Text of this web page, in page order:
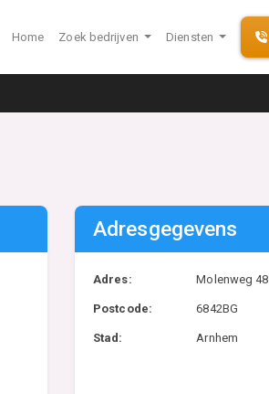
Home Zoek bedrijven Diensten
Adresgegevens
Adres: Molenweg 48
Postcode: 6842BG
Stad: Arnhem